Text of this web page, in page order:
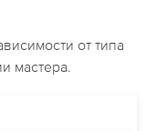
от типа
мастера.